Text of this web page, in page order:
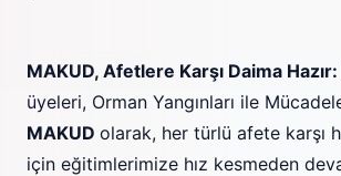
MAKUD, Afetlere Karşı Daima Hazır:
üyeleri, Orman Yangınları ile
MAKUD olarak, her türlü afete karşı
için eğitimlerimize hız kesmeden